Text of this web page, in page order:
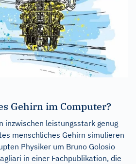
Gehirn im Computer?
inzwischen leistungsstark genug
menschliches Gehirn simulieren
Physiker um Bruno Golosio
in einer Fachpublikation, die